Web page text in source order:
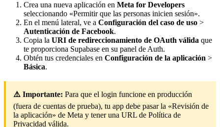
Crea una nueva aplicación en Meta for Developers
seleccionando «Permitir que las personas inicien sesión».
En el menú lateral, ve a Configuración del caso de uso >
Autenticación de Facebook.
Copia la URI de redireccionamiento de OAuth válida que
te proporciona Supabase en su panel de Auth.
Obtén tus credenciales en Configuración de la aplicación >
Básica.
⚠️ Importante: Para que el login funcione en producción
(fuera de cuentas de prueba), tu app debe pasar la «Revisión de
la aplicación» de Meta y tener una URL de Política de
Privacidad válida.